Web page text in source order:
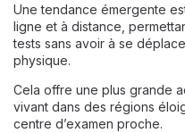
Une tendance émergente
ligne et à distance,
tests sans avoir à se
physique.
Cela offre une plus grande
vivant dans des régions
centre d’examen proche.